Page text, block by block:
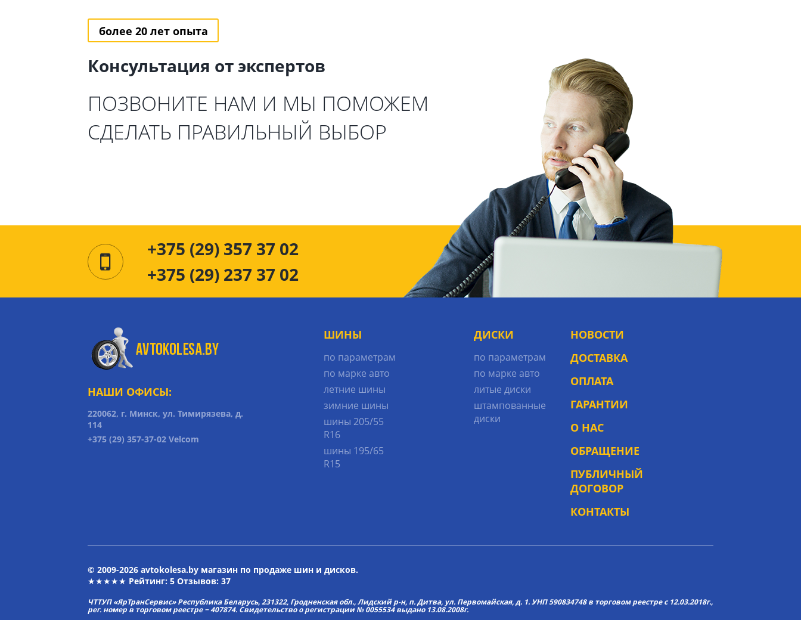
более 20 лет опыта
Консультация от экспертов
ПОЗВОНИТЕ НАМ И МЫ ПОМОЖЕМ
СДЕЛАТЬ ПРАВИЛЬНЫЙ ВЫБОР
+375 (29) 357 37 02
+375 (29) 237 37 02
НАШИ ОФИСЫ:
220062, г. Минск, ул. Тимирязева, д.
114
+375 (29) 357-37-02 Velcom
ШИНЫ
по параметрам
по марке авто
летние шины
зимние шины
шины 205/55
R16
шины 195/65
R15
ДИСКИ
по параметрам
по марке авто
литые диски
штампованные
диски
НОВОСТИ
ДОСТАВКА
ОПЛАТА
ГАРАНТИИ
О НАС
ОБРАЩЕНИЕ
ПУБЛИЧНЫЙ
ДОГОВОР
КОНТАКТЫ
© 2009-2026 avtokolesa.by магазин по продаже шин и дисков.
★★★★★ Рейтинг: 5 Отзывов: 37
ЧТТУП «ЯрТранСервис» Республика Беларусь, 231322, Гродненская обл., Лидский р-н, п. Дитва, ул. Первомайская, д. 1. УНП 590834748 в торговом реестре с 12.03.2018г.,
рег. номер в торговом реестре − 407874. Свидетельство о регистрации № 0055534 выдано 13.08.2008г.